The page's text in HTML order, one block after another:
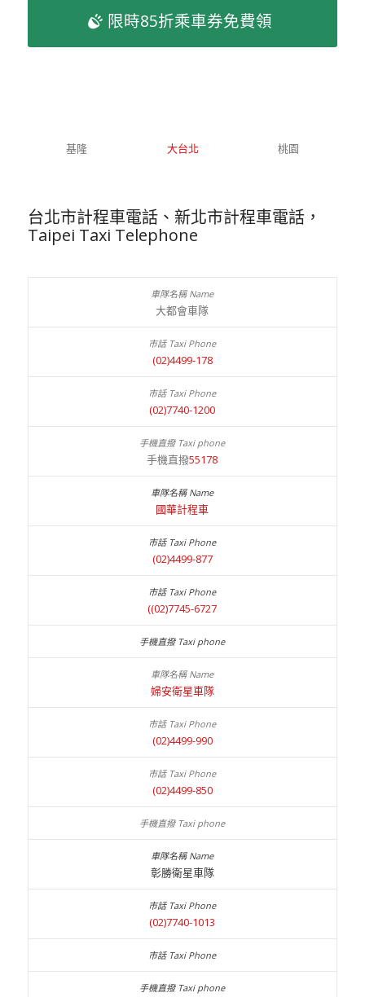
限時85折乘車券免費領
基隆 大台北 桃園
台北市計程車電話、新北市計程車電話，
Taipei Taxi Telephone
大都會車隊
(02)4499-178
(02)7740-1200
手機直撥55178
國華計程車
(02)4499-877
((02)7745-6727
婦安衛星車隊
(02)4499-990
(02)4499-850
彰勝衛星車隊
(02)7740-1013